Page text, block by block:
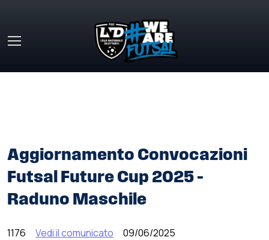
Aggiornamento Convocazioni
Futsal Future Cup 2025 –
Raduno Maschile
1176 Vedi il comunicato 09/06/2025